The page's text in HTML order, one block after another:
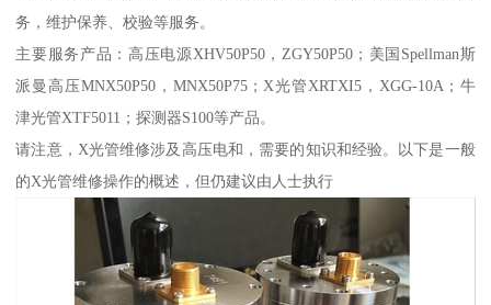
务，维护保养、校验等服务。
主要服务产品：高压电源XHV50P50，ZGY50P50；美国Spellman斯
派曼高压MNX50P50，MNX50P75；X光管XRTXI5，XGG-10A；牛
津光管XTF5011；探测器S100等产品。
请注意，X光管维修涉及高压电和，需要的知识和经验。以下是一般
的X光管维修操作的概述，但仍建议由人士执行